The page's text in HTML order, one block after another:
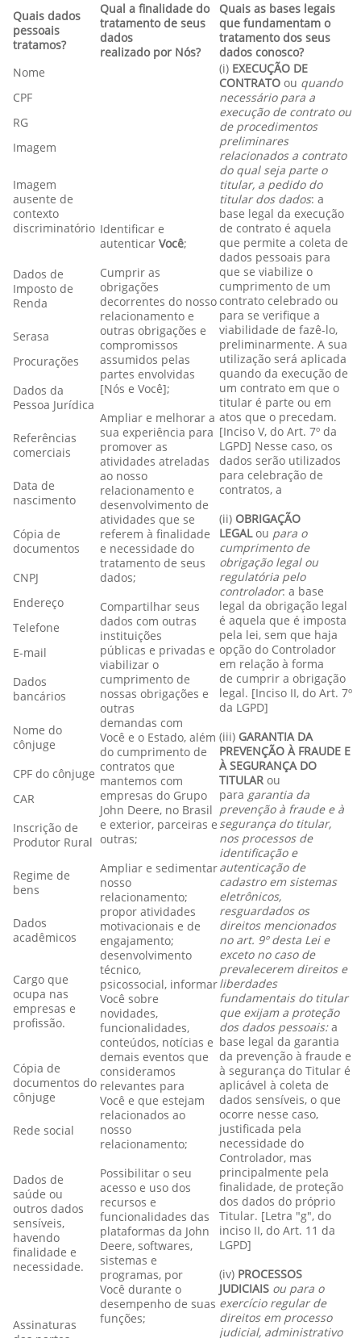
Quais dados
pessoais
tratamos?
Qual a finalidade do
tratamento de seus
dados
realizado por Nós?
Quais as bases legais
que fundamentam o
tratamento dos seus
dados conosco?
Nome
Identificar e
autenticar Você;
Cumprir as
obrigações
decorrentes do nosso
relacionamento e
outras obrigações e
compromissos
assumidos pelas
partes envolvidas
[Nós e Você];
Ampliar e melhorar a
sua experiência para
promover as
atividades atreladas
ao nosso
relacionamento e
desenvolvimento de
atividades que se
referem à finalidade
e necessidade do
tratamento de seus
dados;
Compartilhar seus
dados com outras
instituições
públicas e privadas e
viabilizar o
cumprimento de
nossas obrigações e
outras
demandas com
Você e o Estado, além
do cumprimento de
contratos que
mantemos com
empresas do Grupo
John Deere, no Brasil
e exterior, parceiras e
outras;
Ampliar e sedimentar
nosso
relacionamento;
propor atividades
motivacionais e de
engajamento;
desenvolvimento
técnico,
psicossocial, informar
Você sobre
novidades,
funcionalidades,
conteúdos, notícias e
demais eventos que
consideramos
relevantes para
Você e que estejam
relacionados ao
nosso
relacionamento;
Possibilitar o seu
acesso e uso dos
recursos e
funcionalidades das
plataformas da John
Deere, softwares,
sistemas e
programas, por
Você durante o
desempenho de suas
funções;
(i) EXECUÇÃO DE
CONTRATO ou quando
necessário para a
execução de contrato ou
de procedimentos
preliminares
relacionados a contrato
do qual seja parte o
titular, a pedido do
titular dos dados: a
base legal da execução
de contrato é aquela
que permite a coleta de
dados pessoais para
que se viabilize o
cumprimento de um
contrato celebrado ou
para se verifique a
viabilidade de fazê-lo,
preliminarmente. A sua
utilização será aplicada
quando da execução de
um contrato em que o
titular é parte ou em
atos que o precedam.
[Inciso V, do Art. 7º da
LGPD] Nesse caso, os
dados serão utilizados
para celebração de
contratos, a
(ii) OBRIGAÇÃO
LEGALou para o
cumprimento de
obrigação legal ou
regulatória pelo
controlador: a base
legal da obrigação legal
é aquela que é imposta
pela lei, sem que haja
opção do Controlador
em relação à forma
de cumprir a obrigação
legal. [Inciso II, do Art. 7º
da LGPD]
(iii) GARANTIA DA
PREVENÇÃO À FRAUDE E
À SEGURANÇA DO
TITULAR ou
para garantia da
prevenção à fraude e à
segurança do titular,
nos processos de
identificação e
autenticação de
cadastro em sistemas
eletrônicos,
resguardados os
direitos mencionados
no art. 9º desta Lei e
exceto no caso de
prevalecerem direitos e
liberdades
fundamentais do titular
que exijam a proteção
dos dados pessoais:a
base legal da garantia
da prevenção à fraude e
à segurança do Titular é
aplicável à coleta de
dados sensíveis, o que
ocorre nesse caso,
justificada pela
necessidade do
Controlador, mas
principalmente pela
finalidade, de proteção
dos dados do próprio
Titular. [Letra "g", do
inciso II, do Art. 11 da
LGPD]
(iv) PROCESSOS
JUDICIAIS ou para o
exercício regular de
direitos em processo
judicial, administrativo
CPF
RG
Imagem
Imagem
ausente de
contexto
discriminatório
Dados de
Imposto de
Renda
Serasa
Procurações
Dados da
Pessoa Jurídica
Referências
comerciais
Data de
nascimento
Cópia de
documentos
CNPJ
Endereço
Telefone
E-mail
Dados
bancários
Nome do
cônjuge
CPF do cônjuge
CAR
Inscrição de
Produtor Rural
Regime de
bens
Dados
acadêmicos
Cargo que
ocupa nas
empresas e
profissão.
Cópia de
documentos do
cônjuge
Rede social
Dados de
saúde ou
outros dados
sensíveis,
havendo
finalidade e
necessidade.
Assinaturas